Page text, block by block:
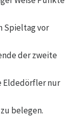
Spieltag vor
der zweite
Eldedörfler nur
belegen.